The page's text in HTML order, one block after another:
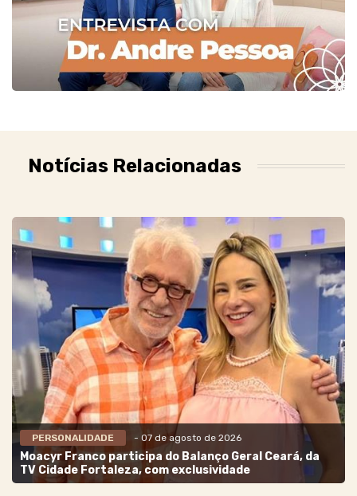
Notícias Relacionadas
PERSONALIDADE - 07 de agosto de 2026
Moacyr Franco participa do Balanço Geral Ceará, da
TV Cidade Fortaleza, com exclusividade